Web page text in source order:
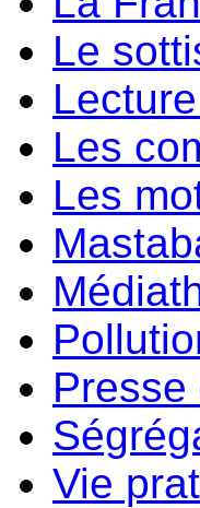
Le
Les
Les
Presse
Vie